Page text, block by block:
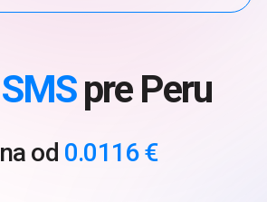
SMSpre Peru
od 0.0116 €